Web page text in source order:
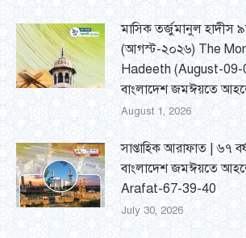
মাসিক তর্জুমানুল হাদীস
(আগস্ট-২০২৬) The
Hadeeth (August-09-
বাংলাদেশ জমঈয়তে
August 1, 2026
সাপ্তাহিক আরাফাত | ৬৭
বাংলাদেশ জমঈয়তে
Arafat-67-39-40
July 30, 2026